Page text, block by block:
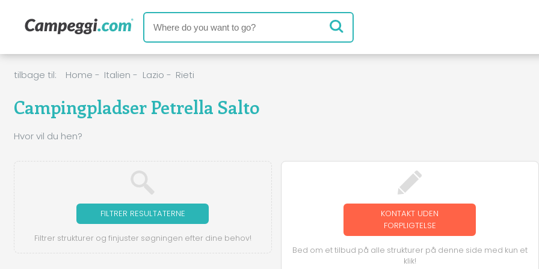
tilbage til: Home - Italien - Lazio - Rieti
Campingpladser Petrella Salto
Hvor vil du hen?
FILTRER RESULTATERNE
Filtrer strukturer og finjuster søgningen efter dine behov!
KONTAKT UDEN
FORPLIGTELSE
Bed om et tilbud på alle strukturer på denne side med kun et
klik!